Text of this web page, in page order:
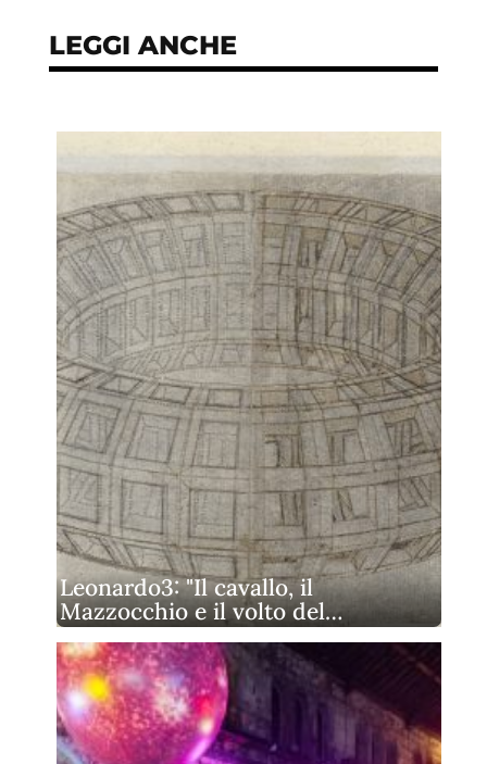
LEGGI ANCHE
Leonardo3: "Il cavallo, il
Mazzocchio e il volto del…